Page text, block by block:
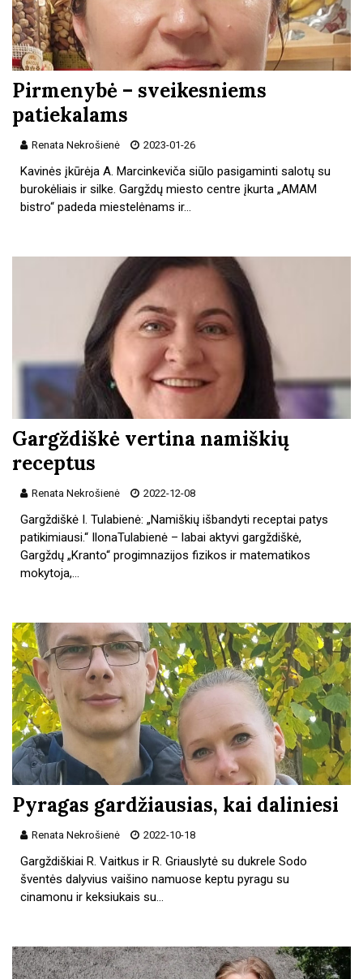
Pirmenybė – sveikesniems
patiekalams
Renata Nekrošienė 2023-01-26
Kavinės įkūrėja A. Marcinkeviča siūlo pasigaminti salotų su
burokėliais ir silke. Gargždų miesto centre įkurta „AMAM
bistro“ padeda miestelėnams ir…
Gargždiškė vertina namiškių
receptus
Renata Nekrošienė 2022-12-08
Gargždiškė I. Tulabienė: „Namiškių išbandyti receptai patys
patikimiausi.“ IlonaTulabienė – labai aktyvi gargždiškė,
Gargždų „Kranto“ progimnazijos fizikos ir matematikos
mokytoja,…
Pyragas gardžiausias, kai daliniesi
Renata Nekrošienė 2022-10-18
Gargždiškiai R. Vaitkus ir R. Griauslytė su dukrele Sodo
šventės dalyvius vaišino namuose keptu pyragu su
cinamonu ir keksiukais su…